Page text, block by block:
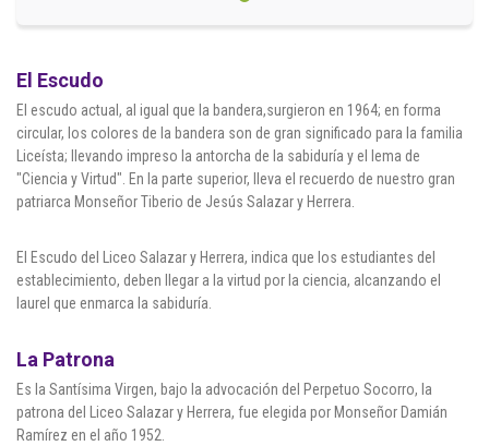
El Escudo
El escudo actual, al igual que la bandera,surgieron en 1964; en forma
circular, los colores de la bandera son de gran significado para la familia
Liceísta; llevando impreso la antorcha de la sabiduría y el lema de
"Ciencia y Virtud". En la parte superior, lleva el recuerdo de nuestro gran
patriarca Monseñor Tiberio de Jesús Salazar y Herrera.
El Escudo del Liceo Salazar y Herrera, indica que los estudiantes del
establecimiento, deben llegar a la virtud por la ciencia, alcanzando el
laurel que enmarca la sabiduría.
La Patrona
Es la Santísima Virgen, bajo la advocación del Perpetuo Socorro, la
patrona del Liceo Salazar y Herrera, fue elegida por Monseñor Damián
Ramírez en el año 1952.
Línea de Atención al Cliente
+574 460 07 07
Cl 42 C 86-17
Denuncia de Corrupción y Sobornos